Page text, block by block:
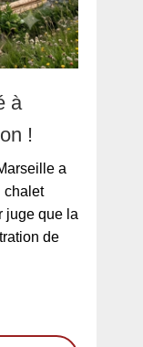
à
!
a
chalet
juge que la
de